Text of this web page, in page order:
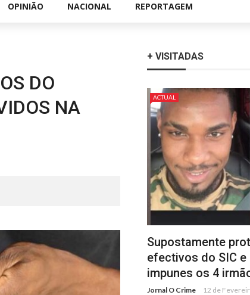
OPINIÃO NACIONAL REPORTAGEM
DO
NA
+ VISITADAS
ACTUAL
Supostamente
efectivos do SIC e
impunes os 4
Jornal O Crime 12 de